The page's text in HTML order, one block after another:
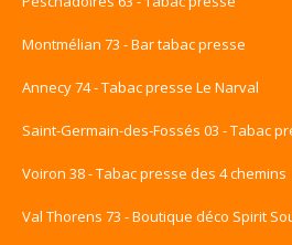
Montmélian 73 - Bar tabac presse
Annecy 74 - Tabac presse Le Narval
Saint-Germain-des-Fossés 03 - Tabac
Voiron 38 - Tabac presse des 4 chemins
Val Thorens 73 - Boutique déco Spirit